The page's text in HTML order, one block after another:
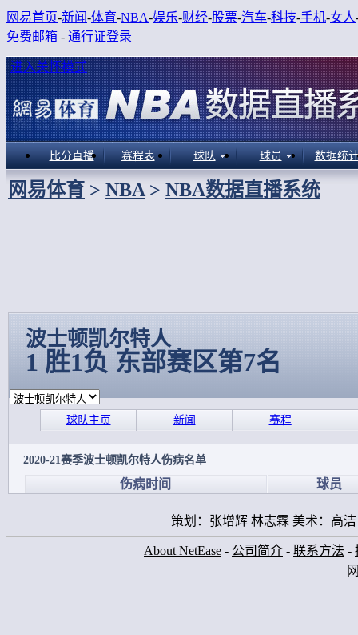
网易首页-新闻-体育-NBA-娱乐-财经-股票-汽车-科技-手机-女人
免费邮箱 - 通行证登录
进入关怀模式
比分直播 赛程表 球队 球员 数据统
网易体育 > NBA > NBA数据直播系统
波士顿凯尔特人
1 胜1负 东部赛区第7名
球队主页 新闻 赛程
2020-21赛季波士顿凯尔特人伤病名单
伤病时间 球员
策划：张增辉 林志霖 美术：高
About NetEase - 公司简介 - 联系方法 -